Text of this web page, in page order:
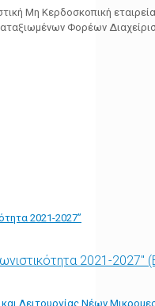
Μη Κερδοσκοπική
Φορέων
2021-2027”
2021-
και Λειτουργίας Νέων